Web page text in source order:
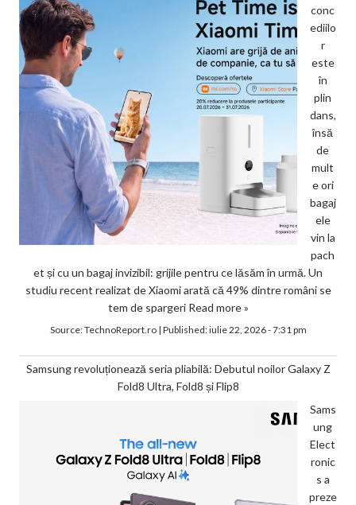
conc
ediilo
r
este
în
plin
dans,
însă
de
mult
e ori
bagaj
ele
vin la
pach
et și cu un bagaj invizibil: grijile pentru ce lăsăm în urmă. Un
studiu recent realizat de Xiaomi arată că 49% dintre români se
tem de spargeri Read more »
Source:TechnoReport.ro| Published:iulie 22, 2026 - 7:31 pm
Samsung revoluționează seria pliabilă: Debutul noilor Galaxy Z
Fold8 Ultra, Fold8 și Flip8
Sams
ung
Elect
ronic
s a
preze